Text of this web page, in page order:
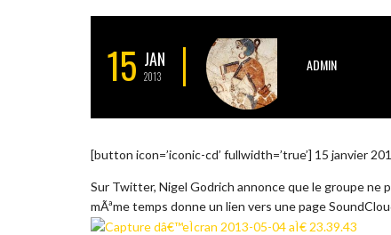
15 JAN
2013
ADMIN
[button icon=’iconic-cd’ fullwidth=’true’] 15 janvier
Sur Twitter, Nigel Godrich annonce que le groupe ne
mÃªme temps donne un lien vers une page